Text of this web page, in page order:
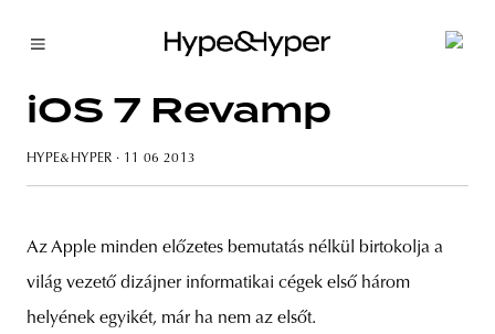
iOS 7 Revamp
HYPE&HYPER · 11 06 2013
Az Apple minden előzetes bemutatás nélkül birtokolja a
világ vezető dizájner informatikai cégek első három
helyének egyikét, már ha nem az elsőt.